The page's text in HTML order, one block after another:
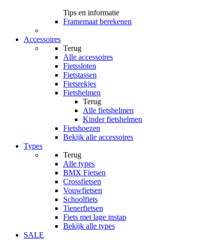
Tips en informatie
Framemaat berekenen
Accessoires
Terug
Alle accessoires
Fietssloten
Fietstassen
Fietsrekjes
Fietshelmen
Terug
Alle fietshelmen
Kinder fietshelmen
Fietshoezen
Bekijk alle accessoires
Types
Terug
Alle types
BMX Fietsen
Crossfietsen
Vouwfietsen
Schoolfiets
Tienerfietsen
Fiets met lage instap
Bekijk alle types
SALE